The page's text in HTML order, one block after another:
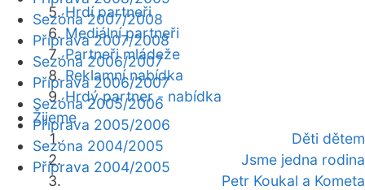
Hrdí partneři
Mediální partneři
Partneři mládeže
Reklamní nabídka
Hrdý partner - nabídka
Žijeme
Děti dětem
Jsme jedna rodina
Petr Koukal a Kometa
Sezóna 2007/2008
Příprava 2007/2008
Sezóna 2006/2007
Příprava 2006/2007
Sezóna 2005/2006
Příprava 2005/2006
Sezóna 2004/2005
Příprava 2004/2005